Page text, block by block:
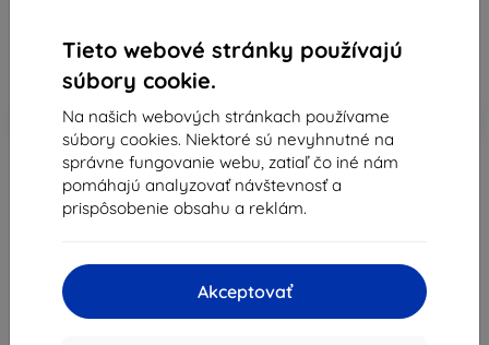
Tieto webové stránky používajú
súbory cookie.
Na našich webových stránkach používame
súbory cookies. Niektoré sú nevyhnutné na
správne fungovanie webu, zatiaľ čo iné nám
pomáhajú analyzovať návštevnosť a
prispôsobenie obsahu a reklám.
Akceptovať
6,21 €
-10% Zľava s kupónomEXTRA10 Do košíka
vypredané
vypredané